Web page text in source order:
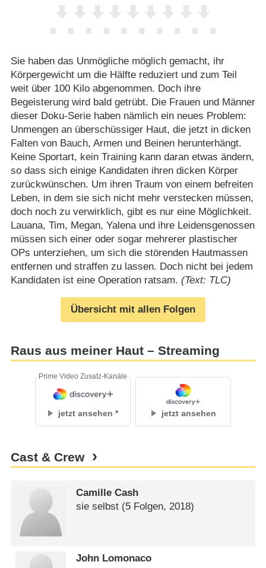
Sie haben das Unmögliche möglich gemacht, ihr
Körpergewicht um die Hälfte reduziert und zum Teil
weit über 100 Kilo abgenommen. Doch ihre
Begeisterung wird bald getrübt. Die Frauen und Männer
dieser Doku-Serie haben nämlich ein neues Problem:
Unmengen an überschüssiger Haut, die jetzt in dicken
Falten von Bauch, Armen und Beinen herunterhängt.
Keine Sportart, kein Training kann daran etwas ändern,
so dass sich einige Kandidaten ihren dicken Körper
zurückwünschen. Um ihren Traum von einem befreiten
Leben, in dem sie sich nicht mehr verstecken müssen,
doch noch zu verwirklich, gibt es nur eine Möglichkeit.
Lauana, Tim, Megan, Yalena und ihre Leidensgenossen
müssen sich einer oder sogar mehrerer plastischer
OPs unterziehen, um sich die störenden Hautmassen
entfernen und straffen zu lassen. Doch nicht bei jedem
Kandidaten ist eine Operation ratsam. (Text: TLC)
Übersicht mit allen Folgen
Raus aus meiner Haut – Streaming
jetzt ansehen
Prime Video Zusatz-Kanäle
jetzt ansehen
Cast & Crew
Camille Cash
sie selbst (5 Folgen, 2018)
John Lomonaco